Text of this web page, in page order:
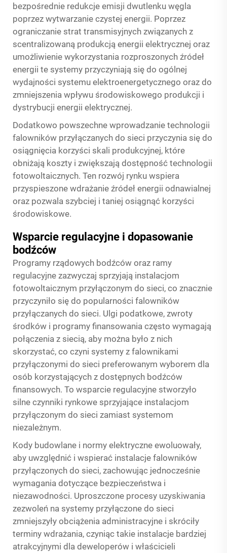
bezpośrednie redukcje emisji dwutlenku węgla
poprzez wytwarzanie czystej energii. Poprzez
ograniczanie strat transmisyjnych związanych z
scentralizowaną produkcją energii elektrycznej oraz
umożliwienie wykorzystania rozproszonych źródeł
energii te systemy przyczyniają się do ogólnej
wydajności systemu elektroenergetycznego oraz do
zmniejszenia wpływu środowiskowego produkcji i
dystrybucji energii elektrycznej.
Dodatkowo powszechne wprowadzanie technologii
falowników przyłączanych do sieci przyczynia się do
osiągnięcia korzyści skali produkcyjnej, które
obniżają koszty i zwiększają dostępność technologii
fotowoltaicznych. Ten rozwój rynku wspiera
przyspieszone wdrażanie źródeł energii odnawialnej
oraz pozwala szybciej i taniej osiągnąć korzyści
środowiskowe.
Wsparcie regulacyjne i dopasowanie
bodźców
Programy rządowych bodźców oraz ramy
regulacyjne zazwyczaj sprzyjają instalacjom
fotowoltaicznym przyłączonym do sieci, co znacznie
przyczyniło się do popularności falowników
przyłączanych do sieci. Ulgi podatkowe, zwroty
środków i programy finansowania często wymagają
połączenia z siecią, aby można było z nich
skorzystać, co czyni systemy z falownikami
przyłączonymi do sieci preferowanym wyborem dla
osób korzystających z dostępnych bodźców
finansowych. To wsparcie regulacyjne stworzyło
silne czynniki rynkowe sprzyjające instalacjom
przyłączonym do sieci zamiast systemom
niezależnym.
Kody budowlane i normy elektryczne ewoluowały,
aby uwzględnić i wspierać instalacje falowników
przyłączonych do sieci, zachowując jednocześnie
wymagania dotyczące bezpieczeństwa i
niezawodności. Uproszczone procesy uzyskiwania
zezwoleń na systemy przyłączone do sieci
zmniejszyły obciążenia administracyjne i skróciły
terminy wdrażania, czyniąc takie instalacje bardziej
atrakcyjnymi dla deweloperów i właścicieli